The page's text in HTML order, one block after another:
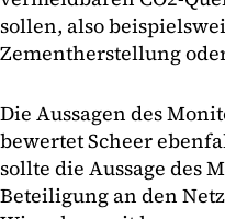
sollen, also
Zementherstellung
Die Aussagen des
bewertet Scheer
sollte die Aussage des
Beteiligung an den